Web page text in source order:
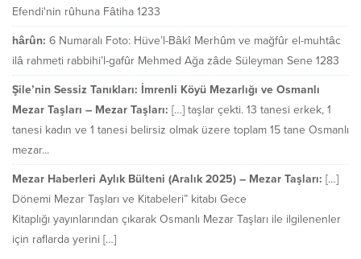
Efendi'nin rûhuna Fâtiha 1233
hârûn: 6 Numaralı Foto: Hüve’l-Bâkî Merhûm ve mağfûr el-muhtâc
ilâ rahmeti rabbihi’l-gafûr Mehmed Ağa zâde Süleyman Sene 1283
Şile’nin Sessiz Tanıkları: İmrenli Köyü Mezarlığı ve Osmanlı
Mezar Taşları – Mezar Taşları: […] taşlar çekti. 13 tanesi erkek, 1
tanesi kadın ve 1 tanesi belirsiz olmak üzere toplam 15 tane Osmanlı
mezar...
Mezar Haberleri Aylık Bülteni (Aralık 2025) – Mezar Taşları: […]
Dönemi Mezar Taşları ve Kitabeleri” kitabı Gece
Kitaplığı yayınlarından çıkarak Osmanlı Mezar Taşları ile ilgilenenler
için raflarda yerini […]